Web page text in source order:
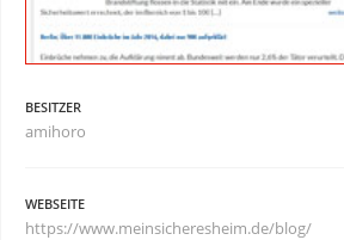
BESITZER
amihoro
WEBSEITE
https://www.meinsicheresheim.de/blog/